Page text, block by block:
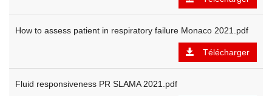
How to assess patient in respiratory failure Monaco 2021.pdf
Télécharger
Fluid responsiveness PR SLAMA 2021.pdf